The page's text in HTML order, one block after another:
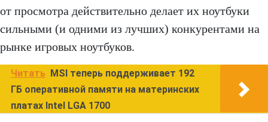
от просмотра действительно делает их ноутбуки
сильными (и одними из лучших) конкурентами на
рынке игровых ноутбуков.
Читать MSI теперь поддерживает 192
ГБ оперативной памяти на материнских
платах Intel LGA 1700